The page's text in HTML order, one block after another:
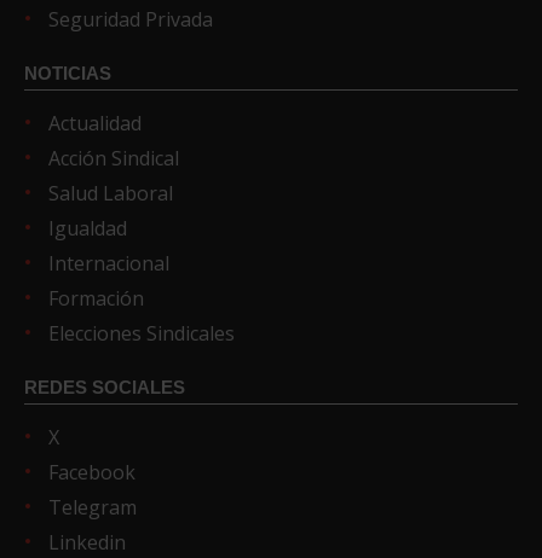
Seguridad Privada
NOTICIAS
Actualidad
Acción Sindical
Salud Laboral
Igualdad
Internacional
Formación
Elecciones Sindicales
REDES SOCIALES
X
Facebook
Telegram
Linkedin